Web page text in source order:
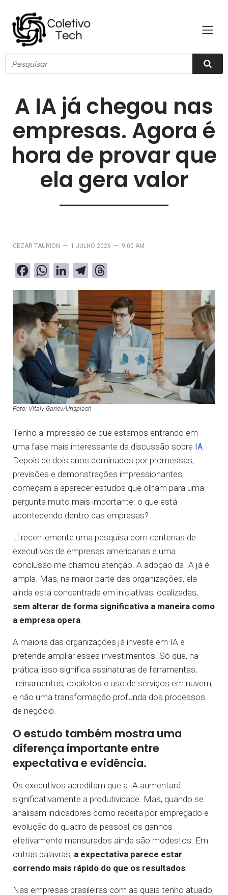
A IA já chegou nas
empresas. Agora é
hora de provar que
ela gera valor
CEZAR TAURION – 1 JULHO 2026 – 9:00 AM
c
e
o
o
k
W
a
t
s
A
p
n
k
e
d
I
l
g
r
a
m
r
e
a
d
s
Foto: Vitaly Gariev/Unsplash
Tenho a impressão de que estamos entrando em
uma fase mais interessante da discussão sobre IA.
Depois de dois anos dominados por promessas,
previsões e demonstrações impressionantes,
começam a aparecer estudos que olham para uma
pergunta muito mais importante: o que está
acontecendo dentro das empresas?
Li recentemente uma pesquisa com centenas de
executivos de empresas americanas e uma
conclusão me chamou atenção. A adoção da IA já é
ampla. Mas, na maior parte das organizações, ela
ainda está concentrada em iniciativas localizadas,
sem alterar de forma significativa a maneira como
a empresa opera.
A maioria das organizações já investe em IA e
pretende ampliar esses investimentos. Só que, na
prática, isso significa assinaturas de ferramentas,
treinamentos, copilotos e uso de serviços em nuvem,
e não uma transformação profunda dos processos
de negócio.
O estudo também mostra uma
diferença importante entre
expectativa e evidência.
Os executivos acreditam que a IA aumentará
significativamente a produtividade. Mas, quando se
analisam indicadores como receita por empregado e
evolução do quadro de pessoal, os ganhos
efetivamente mensurados ainda são modestos. Em
outras palavras, a expectativa parece estar
correndo mais rápido do que os resultados.
Nas empresas brasileiras com as quais tenho atuado,